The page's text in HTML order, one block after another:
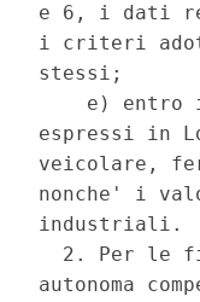
e 6, i dati
i criteri
stessi;
e) entro
espressi in
veicolare,
nonche' i
industriali.
2. Per le
autonoma